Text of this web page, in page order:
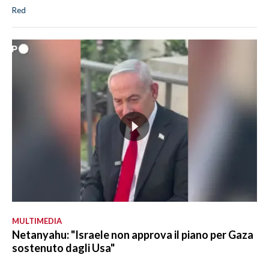
Red
MULTIMEDIA
Netanyahu: "Israele non approva il piano per Gaza
sostenuto dagli Usa"